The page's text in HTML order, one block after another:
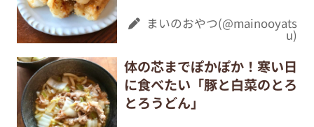
まいのおやつ(@mainooyats
u)
体の芯までぽかぽか！寒い日
に食べたい「豚と白菜のとろ
とろうどん」